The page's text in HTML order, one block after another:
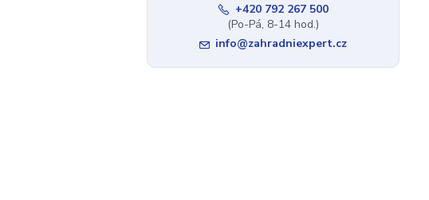
+420 792 267 500
(Po-Pá, 8-14 hod.)
info@zahradniexpert.cz